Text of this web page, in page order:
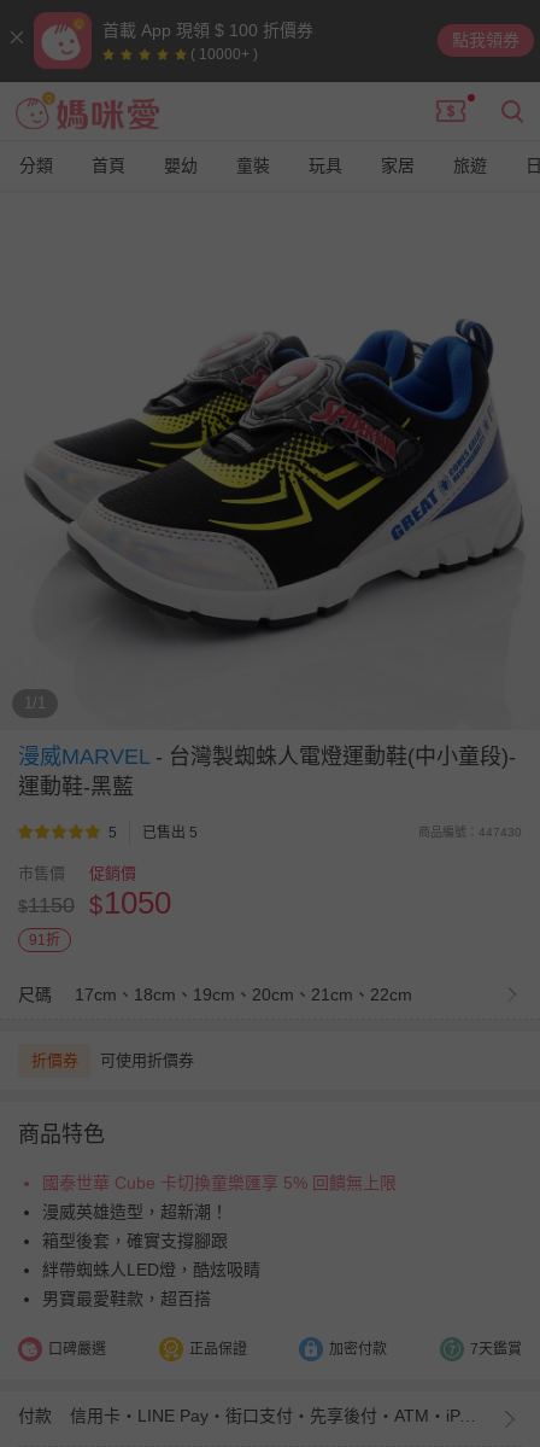
首載 App 現領 $ 100 折價券
( 10000+ )
點我領券
分類 首頁 嬰幼 童裝 玩具 家居 旅遊
1/1
漫威MARVEL - 台灣製蜘蛛人電燈運動鞋(中小童段)-
運動鞋-黑藍
5 已售出 5 商品編號：447430
市售價
$1150
促銷價
$1050
91折
尺碼 17cm、18cm、19cm、20cm、21cm、22cm
折價券 可使用折價券
商品特色
國泰世華 Cube 卡切換童樂匯享 5% 回饋無上限
漫威英雄造型，超新潮！
箱型後套，確實支撐腳跟
絆帶蜘蛛人LED燈，酷炫吸睛
男寶最愛鞋款，超百搭
口碑嚴選 正品保證 加密付款 7天鑑賞
付款 信用卡・LINE Pay・街口支付・先享後付・ATM・iPASS MONEY